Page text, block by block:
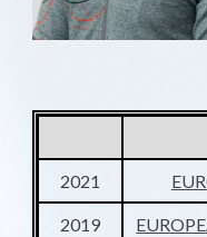
2021
2019